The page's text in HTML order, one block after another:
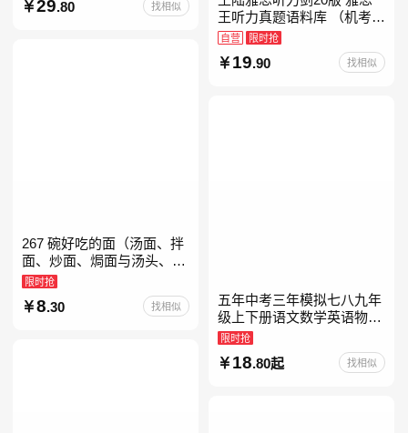
教育书
29.80 找相似
王听力真题语料库 （机考笔
试第二版）备考2026年新版
领跑雅思听力IELTS听力语
料库 新增在
自营 限时抢
19.90 找相似
267 碗好吃的面（汤面、拌
面、炒面、焗面与汤头、高
汤、酱料的奇妙组合，让你
打开味蕾，感受面条的美妙
滋味！令人无法抗拒的
限时抢
8.30 找相似
五年中考三年模拟七八九年
级上下册语文数学英语物理
化学政治历史地理生物人教
版北师版外研版北京版湘教
版5年中考3年模拟当当自
限时抢
18.80起 找相似